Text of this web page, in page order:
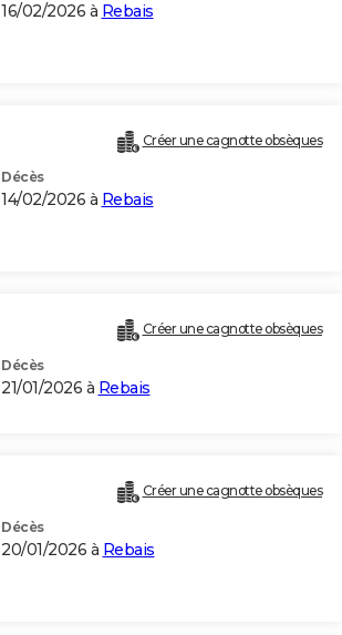
16/02/2026 à Rebais
Créer une cagnotte obsèques
Décès
14/02/2026 à Rebais
Créer une cagnotte obsèques
Décès
21/01/2026 à Rebais
Créer une cagnotte obsèques
Décès
20/01/2026 à Rebais